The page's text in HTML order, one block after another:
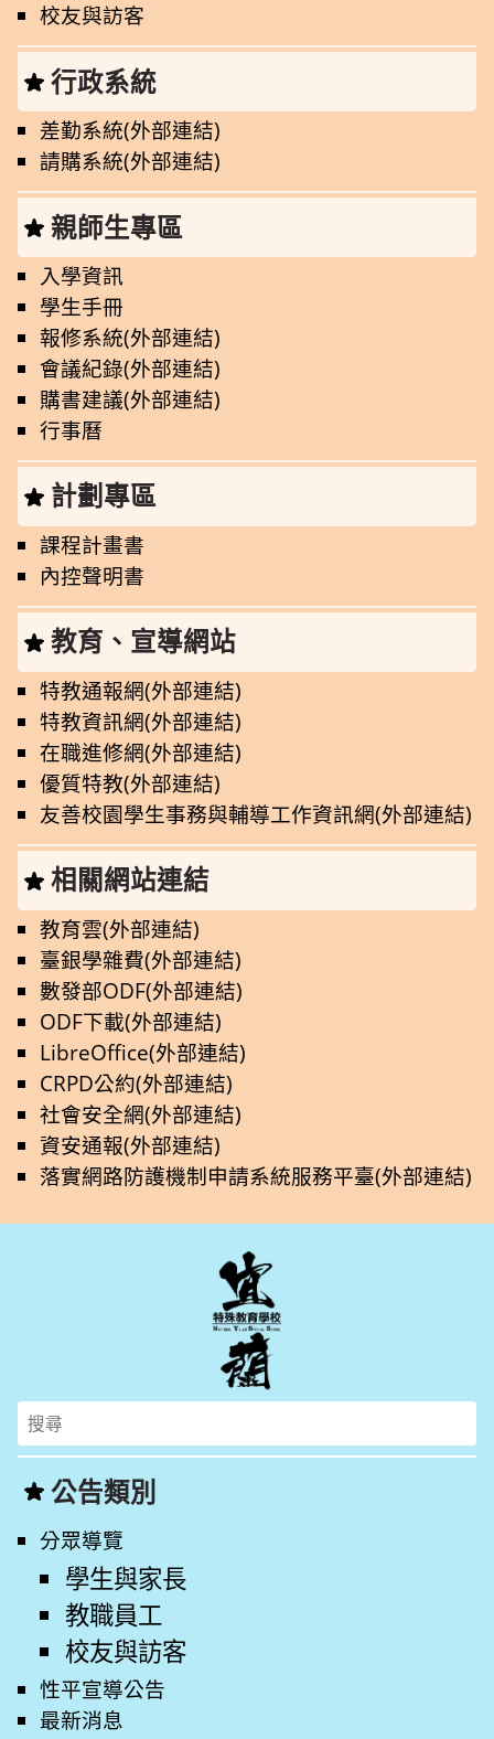
校友與訪客
行政系統
差勤系統(外部連結)
請購系統(外部連結)
親師生專區
入學資訊
學生手冊
報修系統(外部連結)
會議紀錄(外部連結)
購書建議(外部連結)
行事曆
計劃專區
課程計畫書
內控聲明書
教育、宣導網站
特教通報網(外部連結)
特教資訊網(外部連結)
在職進修網(外部連結)
優質特教(外部連結)
友善校園學生事務與輔導工作資訊網(外部連結)
相關網站連結
教育雲(外部連結)
臺銀學雜費(外部連結)
數發部ODF(外部連結)
ODF下載(外部連結)
LibreOffice(外部連結)
CRPD公約(外部連結)
社會安全網(外部連結)
資安通報(外部連結)
落實網路防護機制申請系統服務平臺(外部連結)
Search
for:
公告類別
分眾導覽
學生與家長
教職員工
校友與訪客
性平宣導公告
最新消息